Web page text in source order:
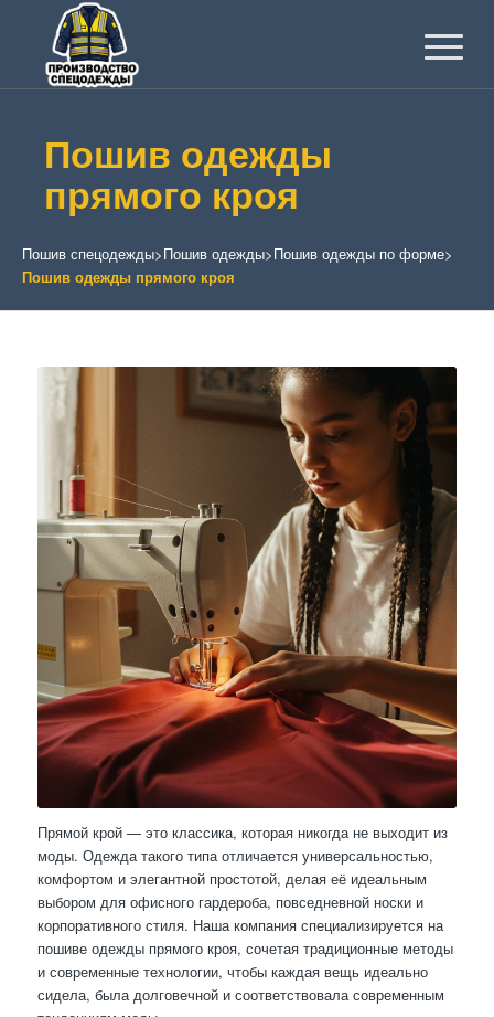
Пошив одежды
прямого кроя
Пошив спецодежды>Пошив одежды>Пошив одежды по форме>
Пошив одежды прямого кроя
Прямой крой — это классика, которая никогда не выходит из
моды. Одежда такого типа отличается универсальностью,
комфортом и элегантной простотой, делая её идеальным
выбором для офисного гардероба, повседневной носки и
корпоративного стиля. Наша компания специализируется на
пошиве одежды прямого кроя, сочетая традиционные методы
и современные технологии, чтобы каждая вещь идеально
сидела, была долговечной и соответствовала современным